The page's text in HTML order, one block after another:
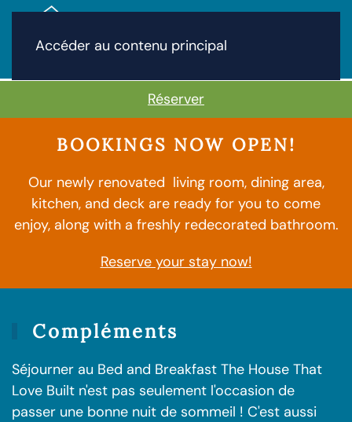
Accéder au contenu principal
Réserver
BOOKINGS NOW OPEN!
Our newly renovated living room, dining area,
kitchen, and deck are ready for you to come
enjoy, along with a freshly redecorated bathroom.
Reserve your stay now!
Expériences et
d'information
Compléments
Séjourner au Bed and Breakfast The House That
Love Built n'est pas seulement l'occasion de
passer une bonne nuit de sommeil ! C'est aussi